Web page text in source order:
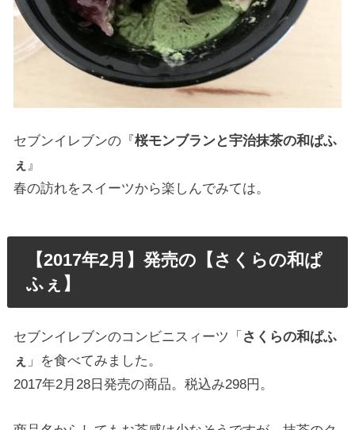
セブンイレブンの『桜モンブランと宇治抹茶の和ぱふ
ぇ 』
春の訪れをスイーツから楽しんでみては。
【2017年2月】発売の【さくらの和ぱ
ふぇ】
セブンイレブンのコンビニスィーツ「 さくらの和ぱふ
ぇ 」を食べてみました。
2017年2月28日発売の商品。税込み298円。